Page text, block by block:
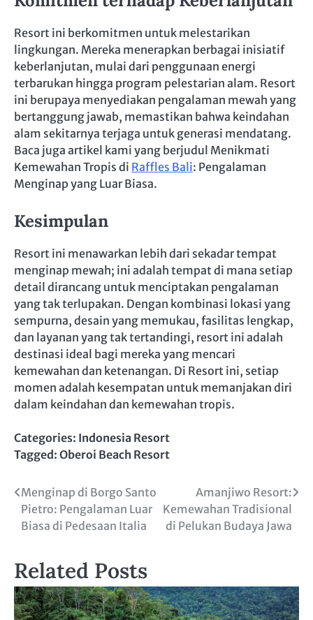
Resort ini berkomitmen untuk melestarikan
lingkungan. Mereka menerapkan berbagai inisiatif
keberlanjutan, mulai dari penggunaan energi
terbarukan hingga program pelestarian alam. Resort
ini berupaya menyediakan pengalaman mewah yang
bertanggung jawab, memastikan bahwa keindahan
alam sekitarnya terjaga untuk generasi mendatang.
Baca juga artikel kami yang berjudul Menikmati
Kemewahan Tropis di Raffles Bali: Pengalaman
Menginap yang Luar Biasa.
Kesimpulan
Resort ini menawarkan lebih dari sekadar tempat
menginap mewah; ini adalah tempat di mana setiap
detail dirancang untuk menciptakan pengalaman
yang tak terlupakan. Dengan kombinasi lokasi yang
sempurna, desain yang memukau, fasilitas lengkap,
dan layanan yang tak tertandingi, resort ini adalah
destinasi ideal bagi mereka yang mencari
kemewahan dan ketenangan. Di Resort ini, setiap
momen adalah kesempatan untuk memanjakan diri
dalam keindahan dan kemewahan tropis.
Categories: Indonesia Resort
Tagged: Oberoi Beach Resort
Post
navigation
Menginap di Borgo Santo
Pietro: Pengalaman Luar
Biasa di Pedesaan Italia
Amanjiwo Resort:
Kemewahan Tradisional
di Pelukan Budaya Jawa
Related Posts